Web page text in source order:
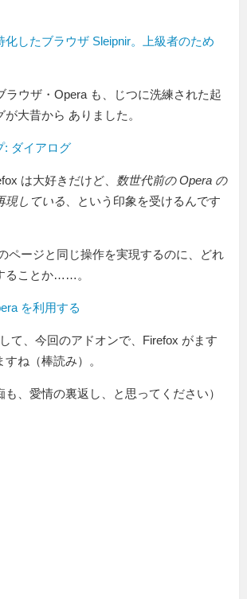
化したブラウザ Sleipnir。上級者のため
ラウザ・Opera も、じつに洗練された起
大昔から ありました。
: ダイアログ
は大好きだけど、 数世代前の Opera の
現している 、という印象を受けるんです
ページと同じ操作を実現するのに、どれ
ることか……。
を利用する
て、今回のアドオンで、Firefox がます
ね（棒読み）。
も、愛情の裏返し、と思ってください）